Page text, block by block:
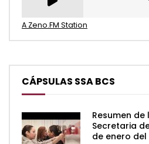
A Zeno.FM Station
CÁPSULAS SSA BCS
Resumen
Secretaria
de enero del